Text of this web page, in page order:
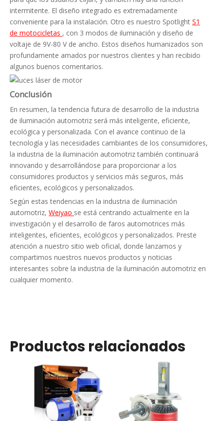
intermitente. El diseño integrado es extremadamente
conveniente para la instalación. Otro es nuestro Spotlight S1
de motocicletas , con 3 modos de iluminación y diseño de
voltaje de 9V-80 V de ancho. Estos diseños humanizados son
profundamente amados por nuestros clientes y han recibido
algunos buenos comentarios.
Conclusión
En resumen, la tendencia futura de desarrollo de la industria
de iluminación automotriz será más inteligente, eficiente,
ecológica y personalizada. Con el avance continuo de la
tecnología y las necesidades cambiantes de los consumidores,
la industria de la iluminación automotriz también continuará
innovando y desarrollándose para proporcionar a los
consumidores productos y servicios más seguros, más
eficientes, ecológicos y personalizados.
Según estas tendencias en la industria de iluminación
automotriz, Weiyao se está centrando actualmente en la
investigación y el desarrollo de faros automotrices más
inteligentes, eficientes, ecológicos y personalizados. Preste
atención a nuestro sitio web oficial, donde lanzamos y
compartimos nuestros nuevos productos y noticias
interesantes sobre la industria de la iluminación automotriz en
cualquier momento.
Productos relacionados